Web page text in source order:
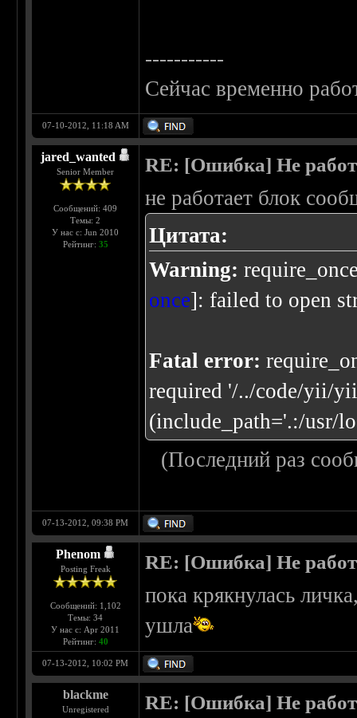
-----------
Сейчас временно
07-10-2012, 11:18 AM
jared_wanted
Senior Member
Сообщений: 409
Темы: 2
У нас с: Jun 2010
Рейтинг: 35
RE: [Ошибка] Не
не работает блок
Цитата:
Warning:
once]: failed to open
Fatal error:
required '/../code/yii/
(include_path='.:/usr/
(Последний раз
07-13-2012, 09:38 PM
Phenom
Posting Freak
Сообщений: 1,102
Темы: 34
У нас с: Apr 2011
Рейтинг: 40
RE: [Ошибка] Не
пока крякнулась
ушла
07-13-2012, 10:02 PM
blackme
Unregistered RE: [Ошибка] Не